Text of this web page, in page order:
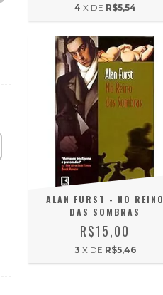
4 X DE R$5,54
ALAN FURST - NO REINO
DAS SOMBRAS
R$15,00
3 X DE R$5,46